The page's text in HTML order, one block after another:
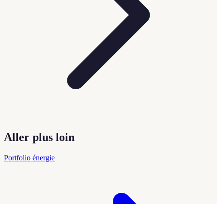
Aller plus loin
Portfolio énergie